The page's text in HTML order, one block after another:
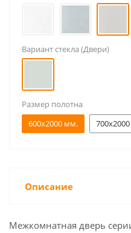
Вариант стекла (Двери)
Размер полотна
600x2000 мм.
Описание
Межкомнатная дверь